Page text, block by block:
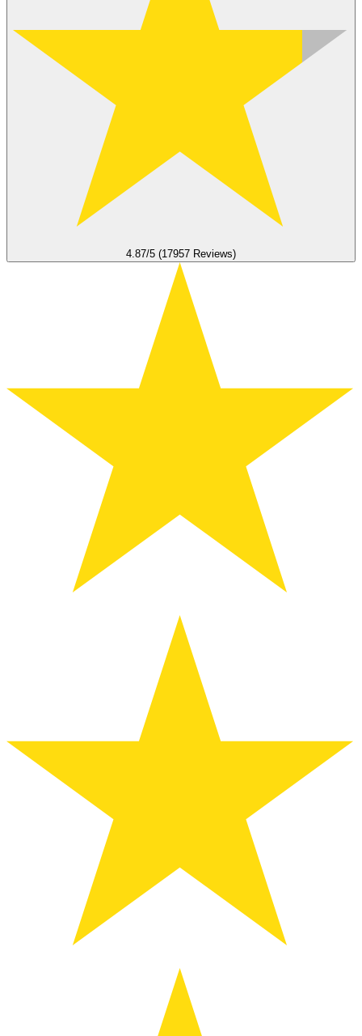
4.87/5 (17957 Reviews)